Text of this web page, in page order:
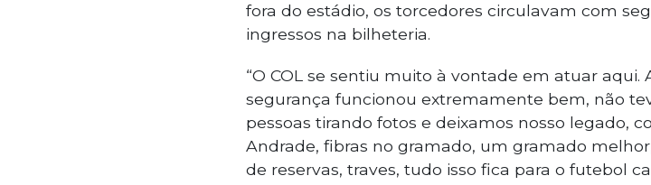
fora do estádio, os torcedores circulavam com
ingressos na bilheteria.
“O COL se sentiu muito à vontade em atuar
segurança funcionou extremamente bem, não
pessoas tirando fotos e deixamos nosso legado,
Andrade, fibras no gramado, um gramado
de reservas, traves, tudo isso fica para o futebol